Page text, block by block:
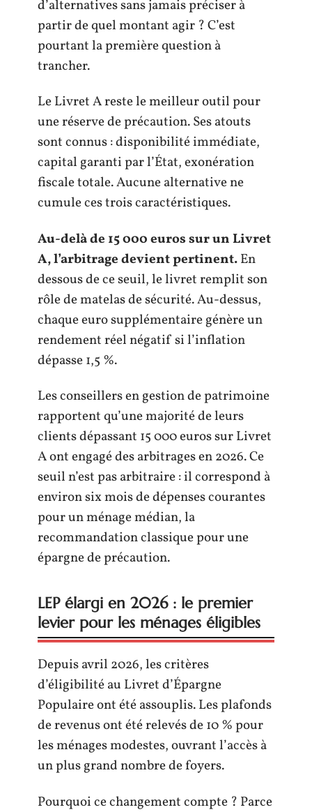
d’alternatives sans jamais préciser à
partir de quel montant agir ? C’est
pourtant la première question à
trancher.
Le Livret A reste le meilleur outil pour
une réserve de précaution. Ses atouts
sont connus : disponibilité immédiate,
capital garanti par l’État, exonération
fiscale totale. Aucune alternative ne
cumule ces trois caractéristiques.
Au-delà de 15 000 euros sur un Livret
A, l’arbitrage devient pertinent.En
dessous de ce seuil, le livret remplit son
rôle de matelas de sécurité. Au-dessus,
chaque euro supplémentaire génère un
rendement réel négatif si l’inflation
dépasse 1,5 %.
Les conseillers en gestion de patrimoine
rapportent qu’une majorité de leurs
clients dépassant 15 000 euros sur Livret
A ont engagé des arbitrages en 2026. Ce
seuil n’est pas arbitraire : il correspond à
environ six mois de dépenses courantes
pour un ménage médian, la
recommandation classique pour une
épargne de précaution.
LEP élargi en 2026 : le premier
levier pour les ménages éligibles
Depuis avril 2026, les critères
d’éligibilité au Livret d’Épargne
Populaire ont été assouplis. Les plafonds
de revenus ont été relevés de 10 % pour
les ménages modestes, ouvrant l’accès à
un plus grand nombre de foyers.
Pourquoi ce changement compte ? Parce